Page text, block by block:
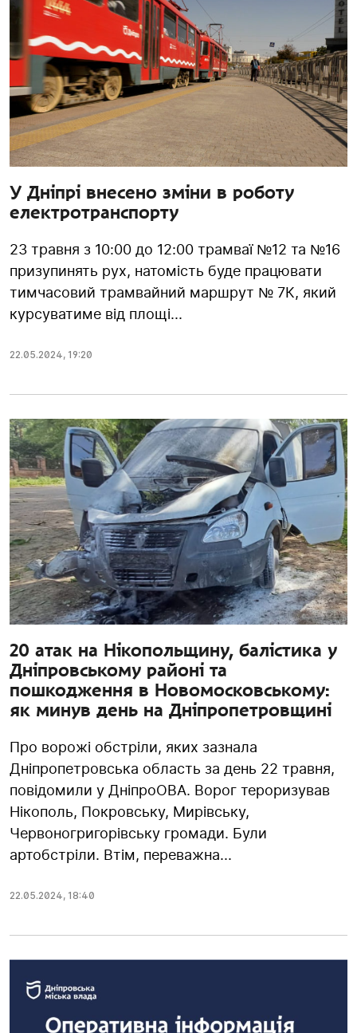
У Дніпрі внесено зміни в роботу
електротранспорту
23 травня з 10:00 до 12:00 трамваї №12 та №16
призупинять рух, натомість буде працювати
тимчасовий трамвайний маршрут № 7К, який
курсуватиме від площі...
22.05.2024, 19:20
20 атак на Нікопольщину, балістика у
Дніпровському районі та
пошкодження в Новомосковському:
як минув день на Дніпропетровщині
Про ворожі обстріли, яких зазнала
Дніпропетровська область за день 22 травня,
повідомили у ДніпроОВА. Ворог тероризував
Нікополь, Покровську, Мирівську,
Червоногригорівську громади. Були
артобстріли. Втім, переважна...
22.05.2024, 18:40